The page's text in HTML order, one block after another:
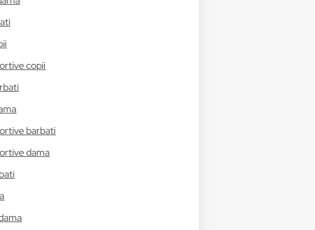
copii
barbati
dama